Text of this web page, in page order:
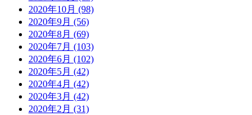
2020年10月 (98)
2020年9月 (56)
2020年8月 (69)
2020年7月 (103)
2020年6月 (102)
2020年5月 (42)
2020年4月 (42)
2020年3月 (42)
2020年2月 (31)